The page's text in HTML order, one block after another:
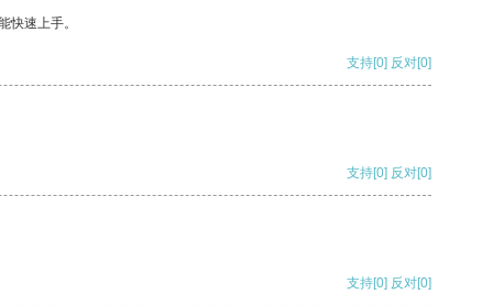
快速上手。
支持[0] 反对[0]
支持[0] 反对[0]
支持[0] 反对[0]